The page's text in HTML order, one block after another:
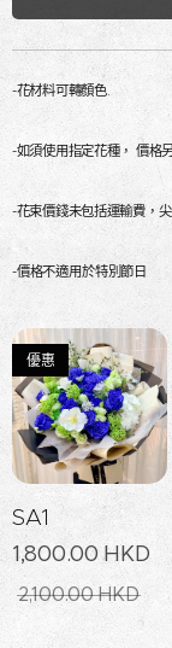
-花材料可轉顏色.
-如須使用指定花種， 價格
-花束價錢未包括運輸費，
-價格不適用於特別節日
SA1
優惠
1,800.00HKD
2,100.00HKD